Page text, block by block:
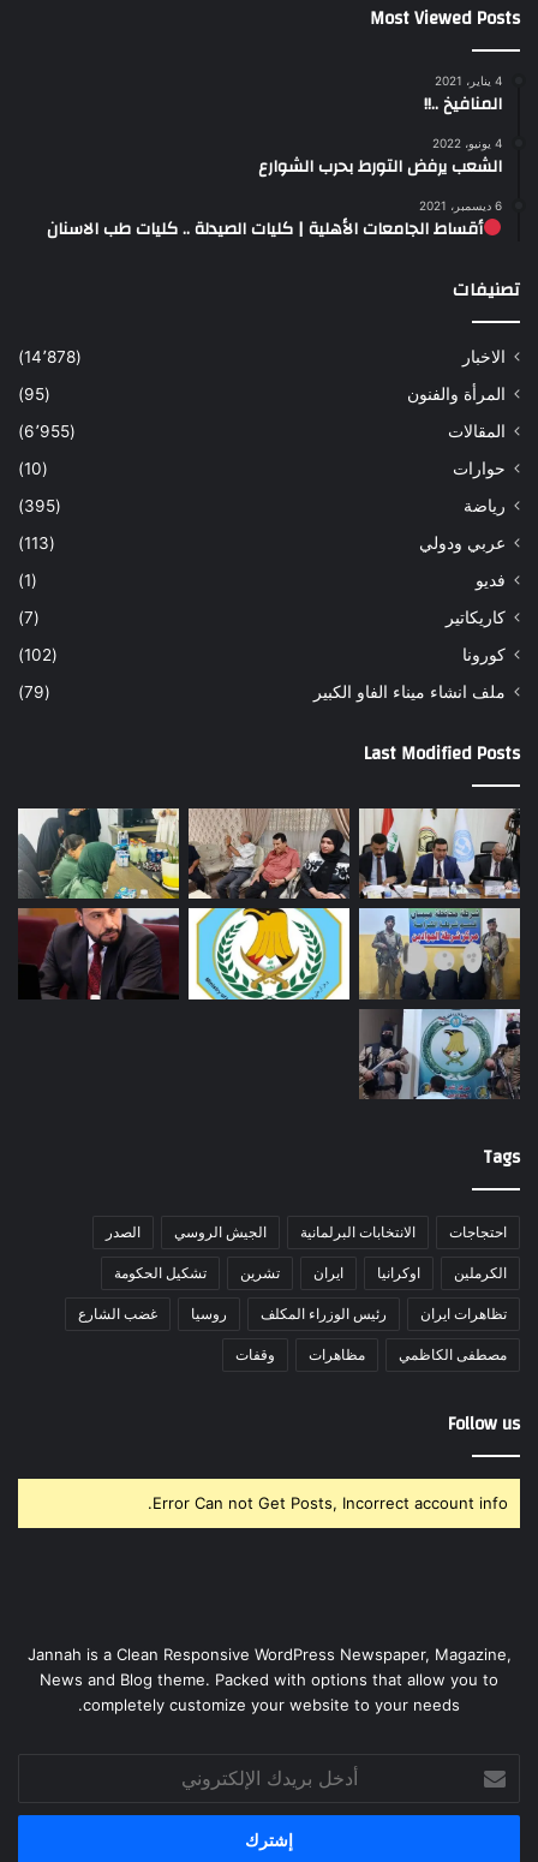
Most Viewed Posts
4 يناير، 2021
المنافيخ ..!!
4 يونيو، 2022
الشعب يرفض التورط بحرب الشوارع
6 ديسمبر، 2021
أقساط الجامعات الأهلية | كليات الصيدلة .. كليات طب الاسنان
تصنيفات
الاخبار
(14٬878)
المرأة والفنون
(95)
المقالات
(6٬955)
حوارات
(10)
رياضة
(395)
عربي ودولي
(113)
فديو
(1)
كاريكاتير
(7)
كورونا
(102)
ملف انشاء ميناء الفاو الكبير
(79)
Last Modified Posts
Tags
احتجاجات الانتخابات البرلمانية الجيش الروسي الصدر
الكرملين اوكرانيا ايران تشرين تشكيل الحكومة
تظاهرات ايران رئيس الوزراء المكلف روسيا غضب الشارع
مصطفى الكاظمي مظاهرات وقفات
Follow us
Error Can not Get Posts, Incorrect account info.
Jannah is a Clean Responsive WordPress Newspaper, Magazine,
News and Blog theme. Packed with options that allow you to
completely customize your website to your needs.
بريدك
الإلكتروني